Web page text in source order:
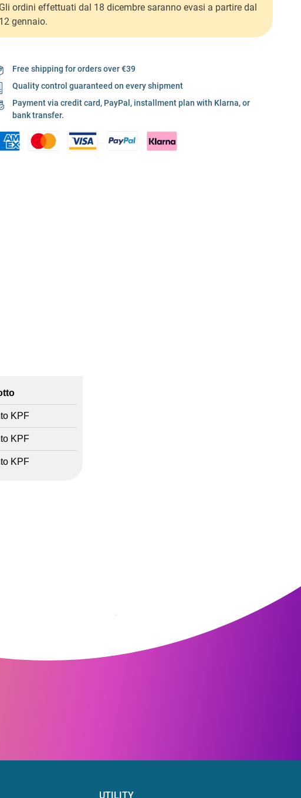
Gli ordini effettuati dal 18 dicembre saranno evasi a partire dal
12 gennaio.
Free shipping for orders over €39
Quality control guaranteed on every shipment
Payment via credit card, PayPal, installment plan with Klarna, or
bank transfer.
KPF
KPF
KPF
UTILITY